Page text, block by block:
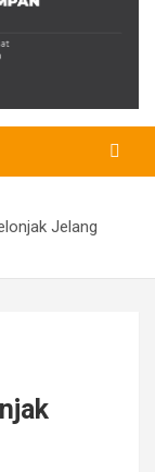
Jelang